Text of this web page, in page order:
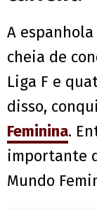
A
cheia de
Liga F e
disso,
Feminina.
importante
Mundo